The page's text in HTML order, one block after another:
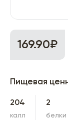
169.90₽
Пищевая
204
калл
2
белки